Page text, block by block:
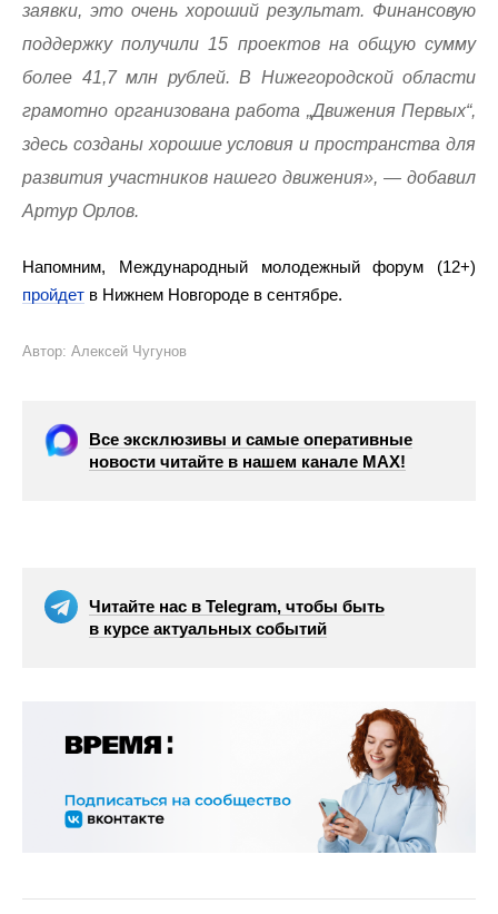
заявки, это очень хороший результат. Финансовую
поддержку получили 15 проектов на общую сумму
более 41,7 млн рублей. В Нижегородской области
грамотно организована работа „Движения Первых“,
здесь созданы хорошие условия и пространства для
развития участников нашего движения», — добавил
Артур Орлов.
Напомним, Международный молодежный форум (12+)
пройдет в Нижнем Новгороде в сентябре.
Автор: Алексей Чугунов
Все эксклюзивы и самые оперативные
новости читайте в нашем канале МАХ!
Читайте нас в Telegram, чтобы быть
в курсе актуальных событий